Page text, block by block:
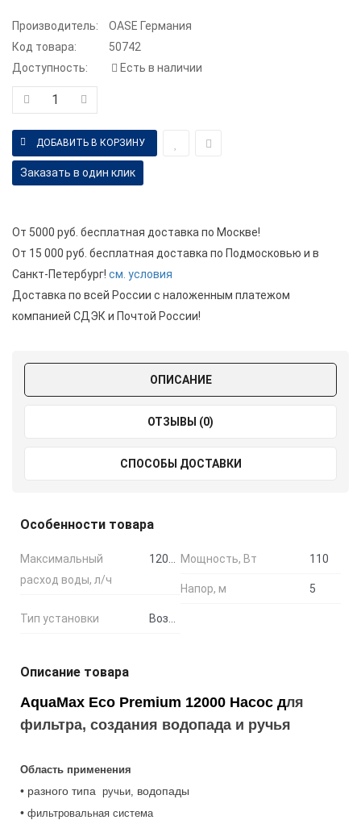
Производитель:
OASE Германия
Код товара:
50742
Доступность:
Есть в наличии
Заказать в один клик
От 5000 руб. бесплатная доставка по Москве!
От 15 000 руб. бесплатная доставка по Подмосковью и в
Санкт-Петербург! см. условия
Доставка по всей России с наложенным платежом
компанией СДЭК и Почтой России!
ОПИСАНИЕ
ОТЗЫВЫ (0)
СПОСОБЫ ДОСТАВКИ
Особенности товара
Максимальный
расход воды, л/ч
Мощность, Вт 110
Напор, м 5
Тип установки
Описание товара
AquaMax Eco Premium 12000 Насос для
фильтра, создания водопада и ручья
Область применения
• разного типа ручьи, водопады
• фильтровальная система